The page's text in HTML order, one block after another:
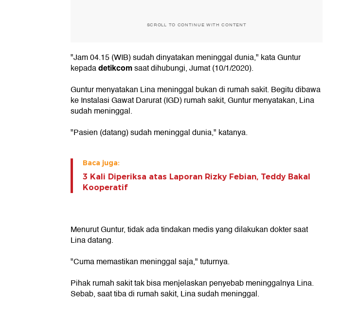
SCROLL TO CONTINUE WITH CONTENT
"Jam 04.15 (WIB) sudah dinyatakan meninggal dunia," kata Guntur
kepadadetikcomsaat dihubungi, Jumat (10/1/2020).
Guntur menyatakan Lina meninggal bukan di rumah sakit. Begitu dibawa
ke Instalasi Gawat Darurat (IGD) rumah sakit, Guntur menyatakan, Lina
sudah meninggal.
"Pasien (datang) sudah meninggal dunia," katanya.
Baca juga:
3 Kali Diperiksa atas Laporan Rizky Febian, Teddy Bakal
Kooperatif
Menurut Guntur, tidak ada tindakan medis yang dilakukan dokter saat
Lina datang.
"Cuma memastikan meninggal saja," tuturnya.
Pihak rumah sakit tak bisa menjelaskan penyebab meninggalnya Lina.
Sebab, saat tiba di rumah sakit, Lina sudah meninggal.